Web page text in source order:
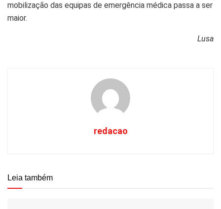
mobilização das equipas de emergência médica passa a ser
maior.
Lusa
redacao
Leia também